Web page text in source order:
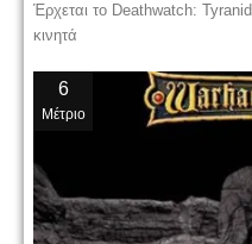
Έρχεται το Deathwatch:
κινητά
6
Μέτριο